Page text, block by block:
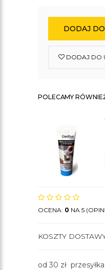
DODAJ
DODAJ DO
POLECAMY
OCENA: 0 NA 5
KOSZTY
od 30 zł